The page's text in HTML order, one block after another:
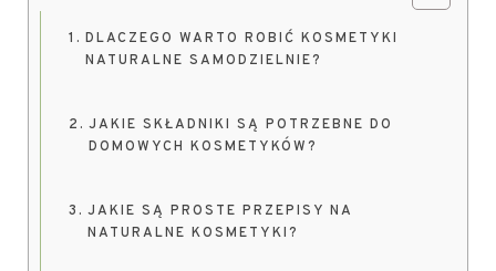
DLACZEGO WARTO ROBIĆ KOSMETYKI
NATURALNE SAMODZIELNIE?
JAKIE SKŁADNIKI SĄ POTRZEBNE DO
DOMOWYCH KOSMETYKÓW?
JAKIE SĄ PROSTE PRZEPISY NA
NATURALNE KOSMETYKI?